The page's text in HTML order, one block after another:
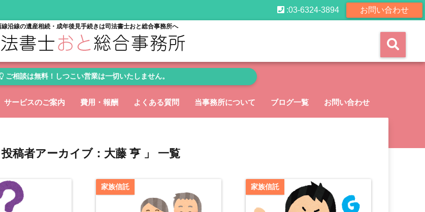
お問い合わせ
:03-6324-3894
線沿線の遺産相続・成年後見手続きは司法書士おと総合事務所へ
ご相談は無料！しつこい営業は一切いたしません。
サービスのご案内 費用・報酬 よくある質問 当事務所について ブログ一覧 お問い合わせ
投稿者アーカイブ：大藤 亨 」 一覧
家族信託 家族信託